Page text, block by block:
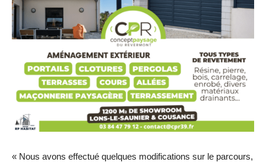
« Nous avons effectué quelques modifications sur le parcours,